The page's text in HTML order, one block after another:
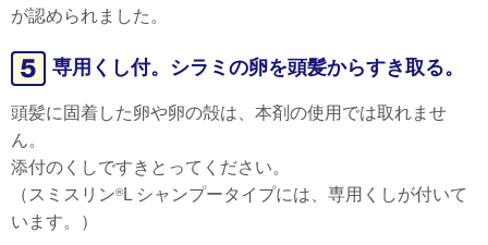
が認められました。
専用くし付。シラミの卵を頭髪からすき取る。
頭髪に固着した卵や卵の殻は、本剤の使用では取れませ
ん。
添付のくしですきとってください。
（スミスリン®L シャンプータイプには、専用くしが付いて
います。）